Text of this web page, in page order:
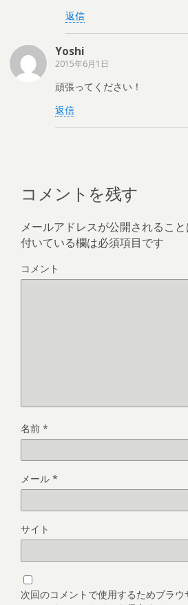
返信
Yoshi
2015年6月1日
頑張ってください！
返信
コメントを残す
メールアドレスが公開されること
付いている欄は必須項目です
コメント
名前 *
メール *
サイト
次回のコメントで使用するためブラウ